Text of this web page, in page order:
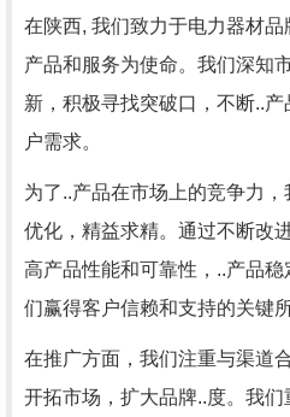
在陕西, 我们致力于电力器材
产品和服务为使命。我们深知
新，积极寻找突破口，不断..
户需求。
为了..产品在市场上的竞争力
优化，精益求精。通过不断改
高产品性能和可靠性，..产品
们赢得客户信赖和支持的关键所
在推广方面，我们注重与渠道
开拓市场，扩大品牌..度。我们